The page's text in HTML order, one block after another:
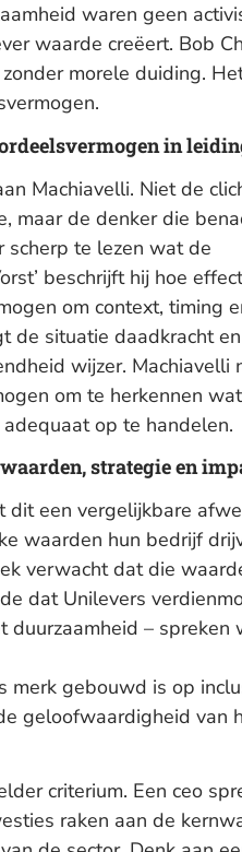
waren geen
waarde creëert. Bob
morele duiding.
in
Machiavelli. Niet de
maar de denker die
te lezen wat de
beschrijft hij hoe
om context, timing
de situatie daadkracht en
wijzer. Machiavelli
om te herkennen
op te handelen.
strategie en
dit een vergelijkbare
waarden hun bedrijf
verwacht dat die
dat Unilevers
– spreken
merk gebouwd is op
geloofwaardigheid van
criterium. Een ceo
raken aan de